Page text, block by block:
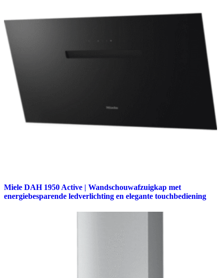
Miele DAH 1950 Active | Wandschouwafzuigkap met
energiebesparende ledverlichting en elegante touchbediening